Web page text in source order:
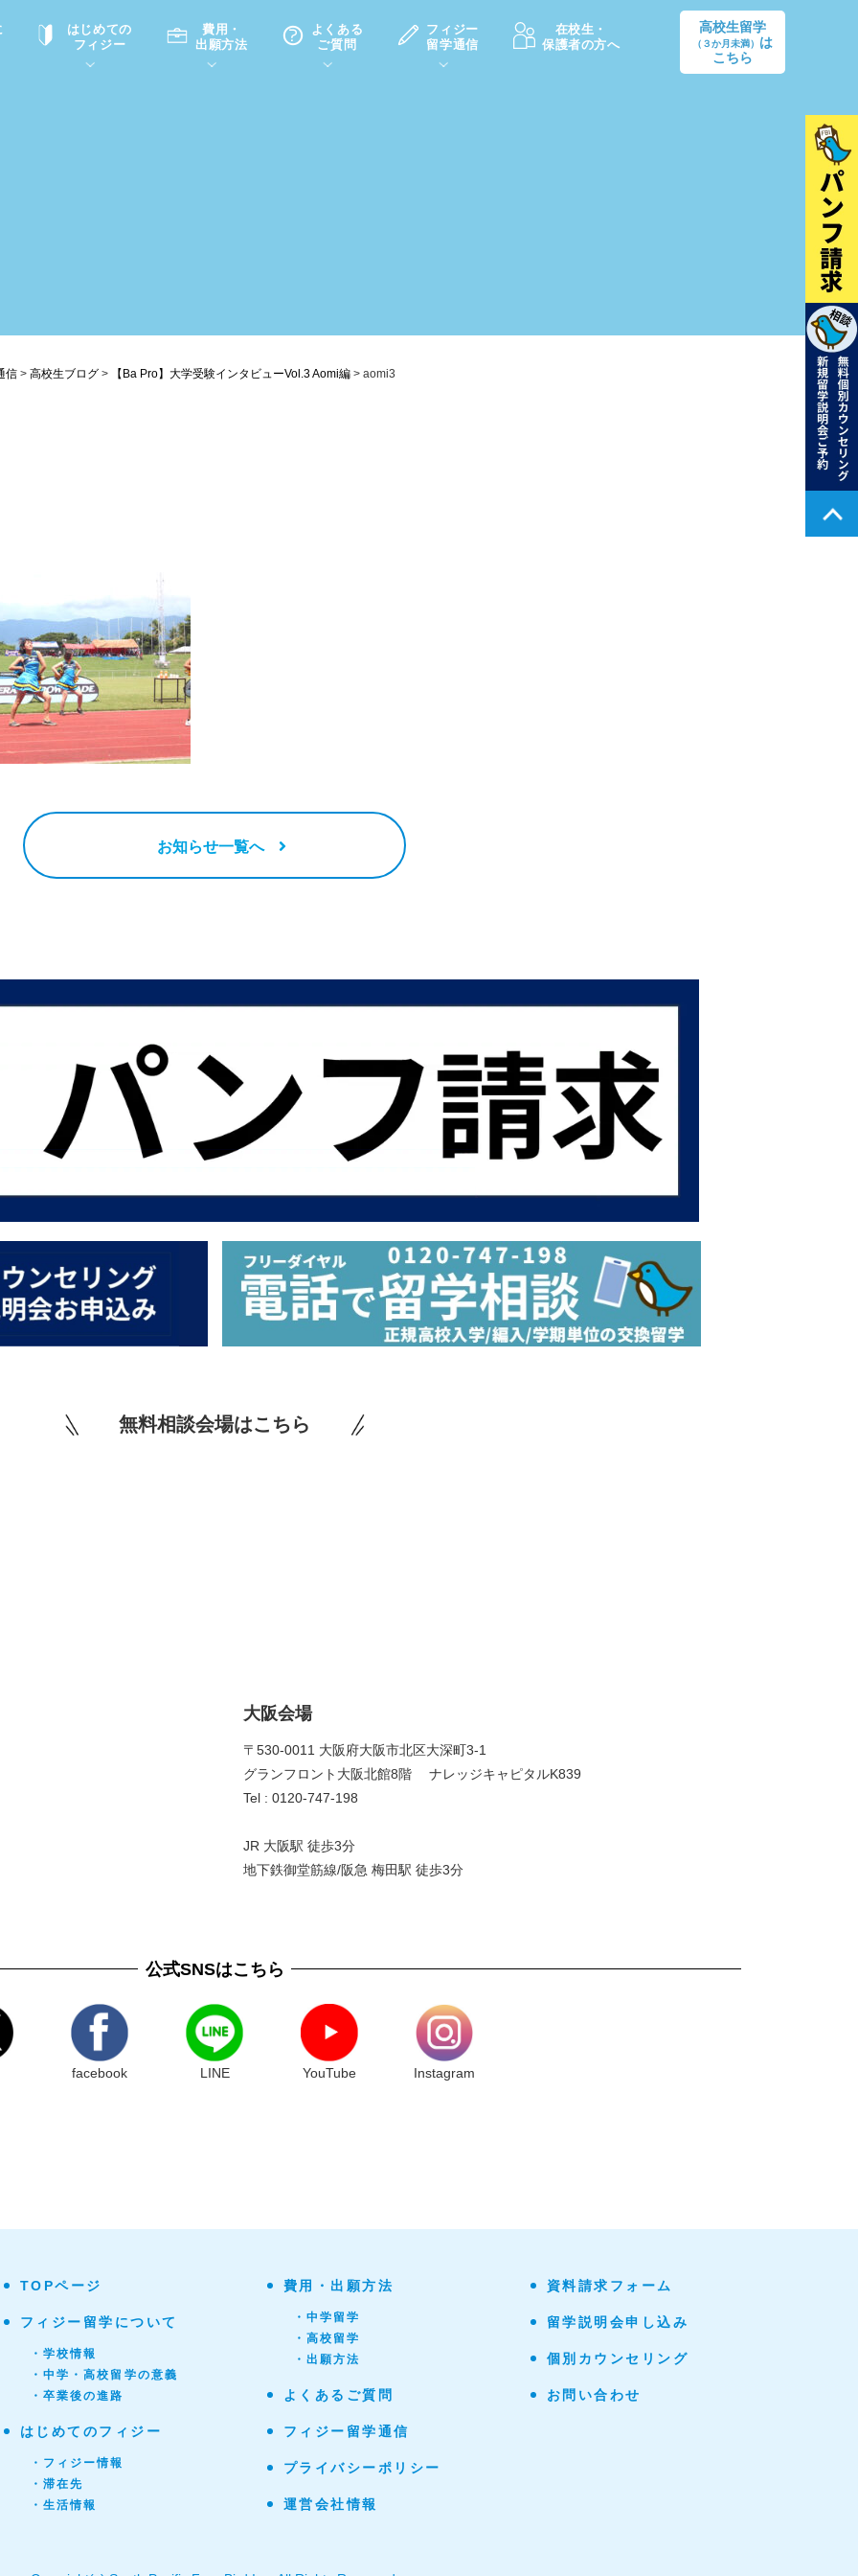
はじめての
フィジー
費用・
出願方法
よくある
ご質問
フィジー
留学通信
在校生・
保護者の方へ
高校生留学
（３か月未満）
は
こちら
信 > 高校生ブログ > 【Ba Pro】大学受験インタビューVol.3 Aomi編 > aomi3
お知らせ一覧へ
無料相談会場はこちら
大阪会場
〒530-0011 大阪府大阪市北区大深町3-1
グランフロント大阪北館8階 ナレッジキャピタルK839
Tel : 0120-747-198
JR 大阪駅 徒歩3分
地下鉄御堂筋線/阪急 梅田駅 徒歩3分
公式SNSはこちら
facebook LINE YouTube Instagram
TOPページ
フィジー留学について
・学校情報
・中学・高校留学の意義
・卒業後の進路
はじめてのフィジー
・フィジー情報
・滞在先
・生活情報
費用・出願方法
・中学留学
・高校留学
・出願方法
よくあるご質問
フィジー留学通信
プライバシーポリシー
運営会社情報
資料請求フォーム
留学説明会申し込み
個別カウンセリング
お問い合わせ